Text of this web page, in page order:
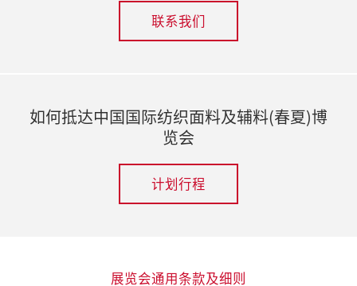
联系我们
如何抵达中国国际纺织面料及辅料(春夏)博
览会
计划行程
展览会通用条款及细则